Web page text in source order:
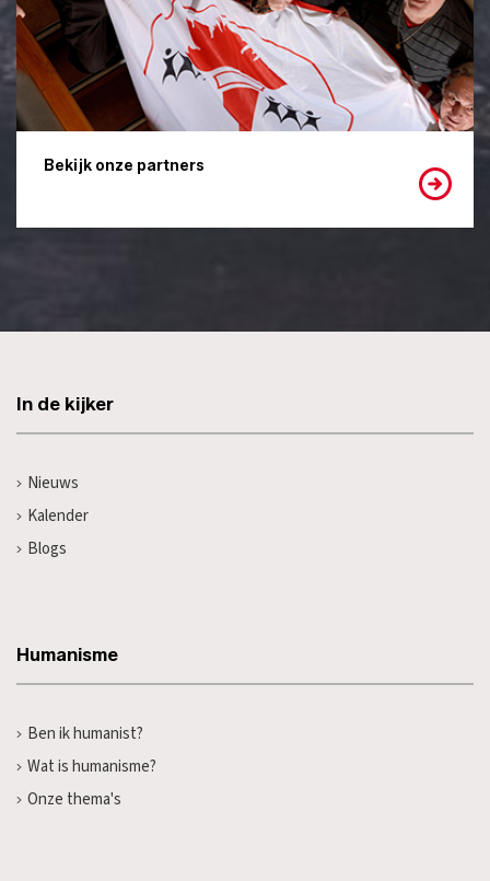
Bekijk onze partners
In de kijker
Nieuws
Kalender
Blogs
Humanisme
Ben ik humanist?
Wat is humanisme?
Onze thema's